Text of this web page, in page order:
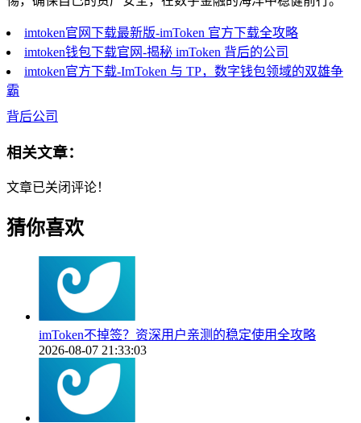
imtoken官网下载最新版-imToken 官方下载全攻略
imtoken钱包下载官网-揭秘 imToken 背后的公司
imtoken官方下载-ImToken 与 TP，数字钱包领域的双雄争
霸
背后公司
相关文章：
文章已关闭评论！
猜你喜欢
imToken不掉签？资深用户亲测的稳定使用全攻略
2026-08-07 21:33:03